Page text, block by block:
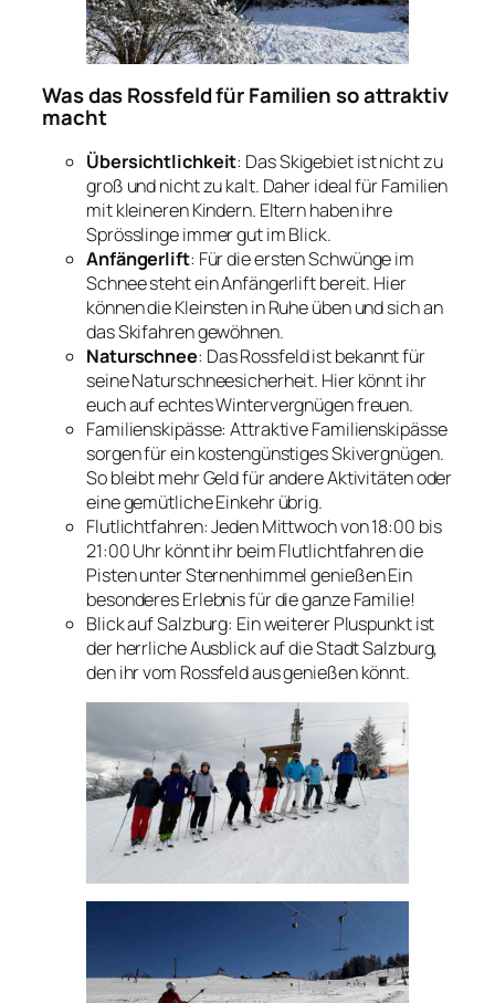
Was das Rossfeld für Familien so attraktiv
macht
Übersichtlichkeit: Das Skigebiet ist nicht zu
groß und nicht zu kalt. Daher ideal für Familien
mit kleineren Kindern. Eltern haben ihre
Sprösslinge immer gut im Blick.
Anfängerlift: Für die ersten Schwünge im
Schnee steht ein Anfängerlift bereit. Hier
können die Kleinsten in Ruhe üben und sich an
das Skifahren gewöhnen.
Naturschnee: Das Rossfeld ist bekannt für
seine Naturschneesicherheit. Hier könnt ihr
euch auf echtes Wintervergnügen freuen.
Familienskipässe: Attraktive Familienskipässe
sorgen für ein kostengünstiges Skivergnügen.
So bleibt mehr Geld für andere Aktivitäten oder
eine gemütliche Einkehr übrig.
Flutlichtfahren: Jeden Mittwoch von 18:00 bis
21:00 Uhr könnt ihr beim Flutlichtfahren die
Pisten unter Sternenhimmel genießen Ein
besonderes Erlebnis für die ganze Familie!
Blick auf Salzburg: Ein weiterer Pluspunkt ist
der herrliche Ausblick auf die Stadt Salzburg,
den ihr vom Rossfeld aus genießen könnt.